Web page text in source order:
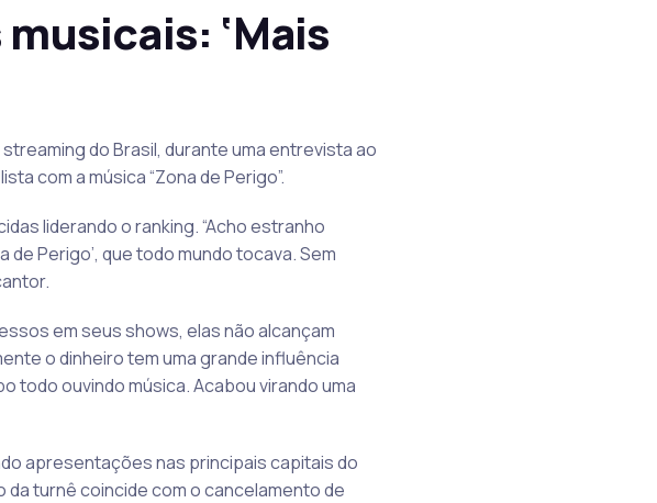
‘Mais
do Brasil, durante uma entrevista ao
com a música “Zona de Perigo”.
liderando o ranking. “Acho estranho
de Perigo’, que todo mundo tocava. Sem
em seus shows, elas não alcançam
o dinheiro tem uma grande influência
todo ouvindo música. Acabou virando uma
apresentações nas principais capitais do
turnê coincide com o cancelamento de